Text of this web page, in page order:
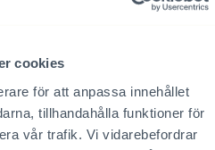
cookies
för att anpassa innehållet
tillhandahålla funktioner för
vår trafik. Vi vidarebefordrar
betalas till
har
som möjligt motsvarar
kostnaderna. Om de